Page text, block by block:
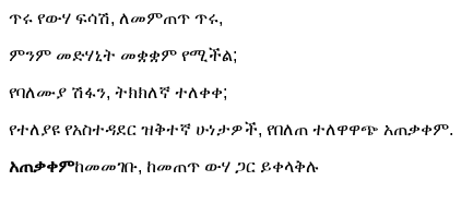
ጥሩ የውሃ ፍሳሽ, ለመምጠጥ ጥሩ,
ምንም መድሃኒት መቋቋም የሚችል;
የባለሙያ ሽፋን, ትክክለኛ ተለቀቀ;
የተለያዩ የአስተዳደር ዝቅተኛ ሁነታዎች, የበለጠ ተለዋዋጭ አጠቃቀም.
አጠቃቀምከመመገቡ, ከመጠጥ ውሃ ጋር ይቀላቅሉ